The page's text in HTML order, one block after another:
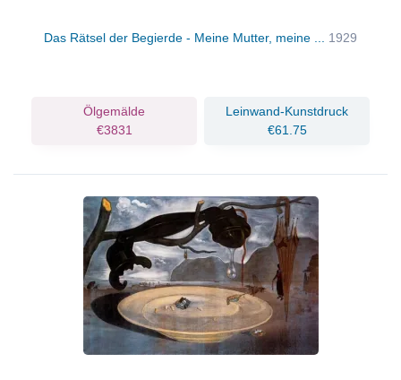
Das Rätsel der Begierde - Meine Mutter, meine ... 1929
Ölgemälde
€3831
Leinwand-Kunstdruck
€61.75